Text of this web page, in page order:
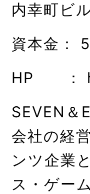
内幸町ビ
資本金：
HP ：
SEVEN＆
会社の経
ンツ企業
ス・ゲー